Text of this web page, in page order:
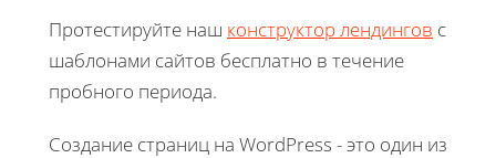
Протестируйте наш конструктор лендингов с
шаблонами сайтов бесплатно в течение
пробного периода.
Создание страниц на WordPress - это один из